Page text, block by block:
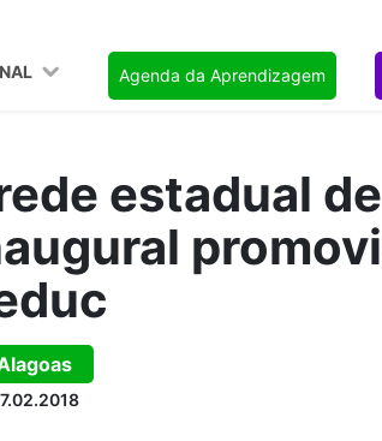
Agenda da Aprendizagem
estadual